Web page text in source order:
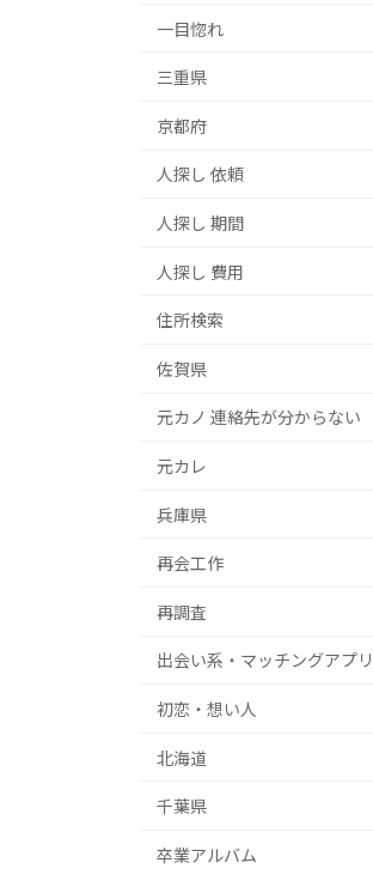
一目惚れ
三重県
京都府
人探し 依頼
人探し 期間
人探し 費用
住所検索
佐賀県
元カノ 連絡先が分からない
元カレ
兵庫県
再会工作
再調査
出会い系・マッチングアプリ
初恋・想い人
北海道
千葉県
卒業アルバム